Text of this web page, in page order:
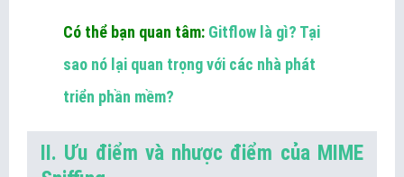
Có thể bạn quan tâm: Gitflow là gì? Tại
sao nó lại quan trọng với các nhà phát
triển phần mềm?
II. Ưu điểm và nhược điểm của MIME